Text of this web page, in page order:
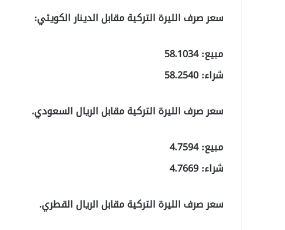
سعر صرف الليرة التركية مقابل الدينار الكويتي:
مبيع: 58.1034
شراء: 58.2540
سعر صرف الليرة التركية مقابل الريال السعودي.
مبيع: 4.7594
شراء: 4.7669
سعر صرف الليرة التركية مقابل الريال القطري.